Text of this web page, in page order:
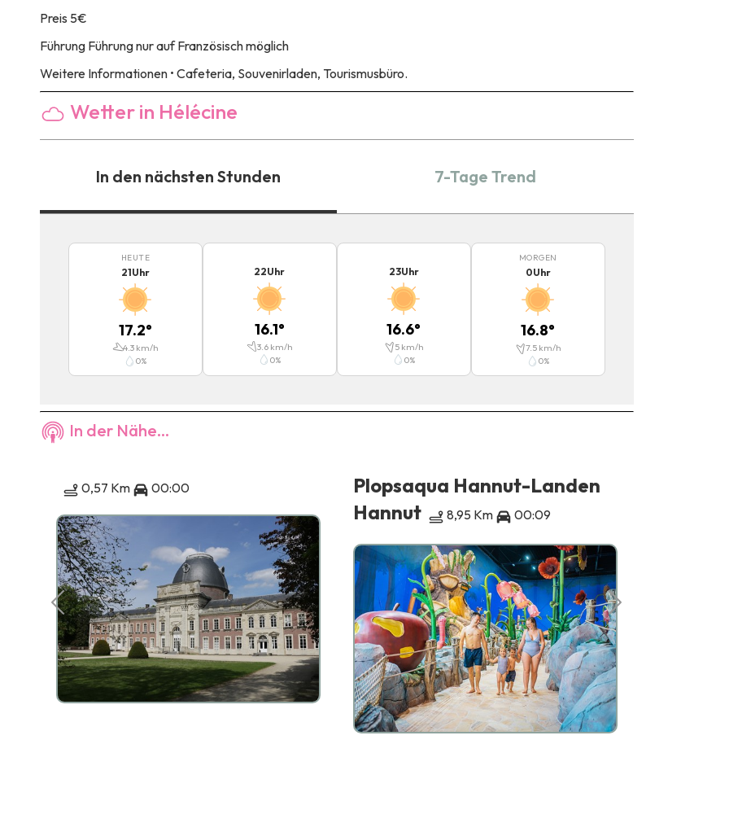
Preis 5€
FührungFührung nur auf Französisch möglich
Weitere Informationen• Cafeteria, Souvenirladen, Tourismusbüro.
Wetter in Hélécine
In den nächsten Stunden 7-Tage Trend
HEUTE
21Uhr
17.2°
4.3km/h
0%
22Uhr
16.1°
3.6km/h
0%
23Uhr
16.6°
5km/h
0%
MORGEN
0Uhr
16.8°
7.5km/h
0%
In der Nähe...
0,57 Km 00:00
Plopsaqua Hannut-Landen
Hannut
8,95 Km 00:09